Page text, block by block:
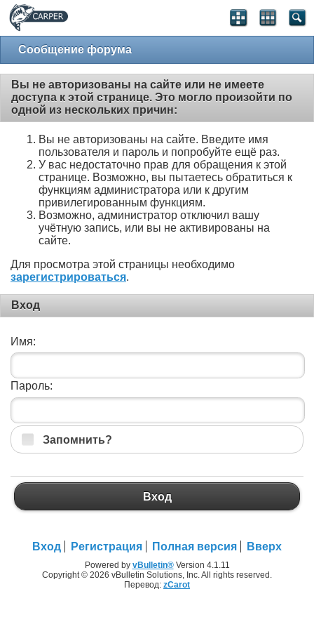
Сообщение форума
Вы не авторизованы на сайте или не имеете
доступа к этой странице. Это могло произойти по
одной из нескольких причин:
Вы не авторизованы на сайте. Введите имя
пользователя и пароль и попробуйте ещё раз.
У вас недостаточно прав для обращения к этой
странице. Возможно, вы пытаетесь обратиться к
функциям администратора или к другим
привилегированным функциям.
Возможно, администратор отключил вашу
учётную запись, или вы не активированы на
сайте.
Для просмотра этой страницы необходимо
зарегистрироваться.
Вход
Имя:
Пароль:
Запомнить?
Вход
Вход Регистрация Полная версия Вверх
Powered by vBulletin®Version 4.1.11
Copyright © 2026 vBulletin Solutions, Inc. All rights reserved.
Перевод: zCarot